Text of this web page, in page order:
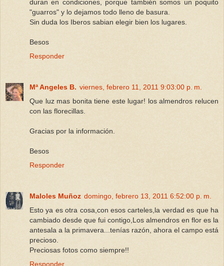
duran en condiciones, porque también somos un poquito
"guarros" y lo dejamos todo lleno de basura.
Sin duda los Iberos sabian elegir bien los lugares.
Besos
Responder
Mª Angeles B. viernes, febrero 11, 2011 9:03:00 p. m.
Que luz mas bonita tiene este lugar! los almendros relucen
con las florecillas.
Gracias por la información.
Besos
Responder
Maloles Muñoz domingo, febrero 13, 2011 6:52:00 p. m.
Esto ya es otra cosa,con esos carteles,la verdad es que ha
cambiado desde que fui contigo,Los almendros en flor es la
antesala a la primavera...tenías razón, ahora el campo está
precioso.
Preciosas fotos como siempre!!
Responder